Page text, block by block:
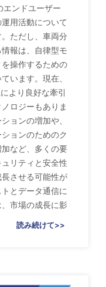
エンドユーザー
用活動について
ただし、車両分
報は、自律型モ
操作するための
います。現在、
より良好な牽引
ロジーもありま
ョンの増加や、
ョンのためのク
など、多くの要
リティと安全性
させる可能性が
とデータ通信に
市場の成長に影
読み続けて>>